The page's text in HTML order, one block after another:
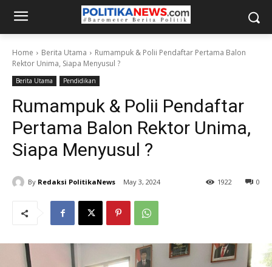
Home Berita Utama
Rumampuk & Polii Pendaftar Pertama Balon
Rektor Unima, Siapa Menyusul ?
Berita Utama Pendidikan
Rumampuk & Polii Pendaftar
Pertama Balon Rektor Unima,
Siapa Menyusul ?
By Redaksi PolitikaNews May 3, 2024 0
1922